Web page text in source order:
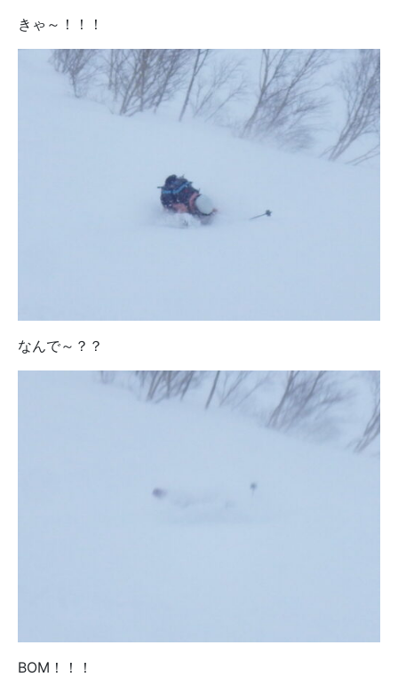
きゃ～！！！
なんで～？？
BOM！！！